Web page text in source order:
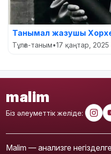
Танымал жазушы
Тұлға-таным•17 қаңтар, 2025
malim
Біз әлеуметтік желіде:
Malim — анализге